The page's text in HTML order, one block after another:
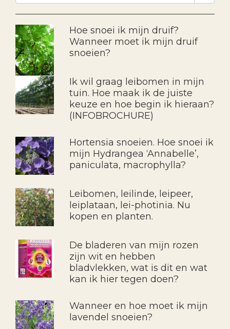
Hoe snoei ik mijn druif?
Wanneer moet ik mijn druif
snoeien?
Ik wil graag leibomen in mijn
tuin. Hoe maak ik de juiste
keuze en hoe begin ik hieraan?
(INFOBROCHURE)
Hortensia snoeien. Hoe snoei ik
mijn Hydrangea ‘Annabelle’,
paniculata, macrophylla?
Leibomen, leilinde, leipeer,
leiplataan, lei-photinia. Nu
kopen en planten.
De bladeren van mijn rozen
zijn wit en hebben
bladvlekken, wat is dit en wat
kan ik hier tegen doen?
Wanneer en hoe moet ik mijn
lavendel snoeien?